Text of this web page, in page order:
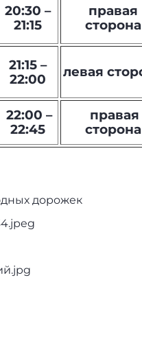
20:30 –
21:15
правая
сторона
21:15 –
22:00
левая
22:00 –
22:45
правая
сторона
дорожек